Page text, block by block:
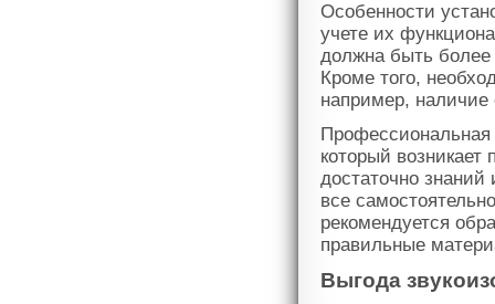
Особенности
учете их
должна быть
Кроме того,
например,
который
достаточно
все
рекомендуется
правильные
Выгода